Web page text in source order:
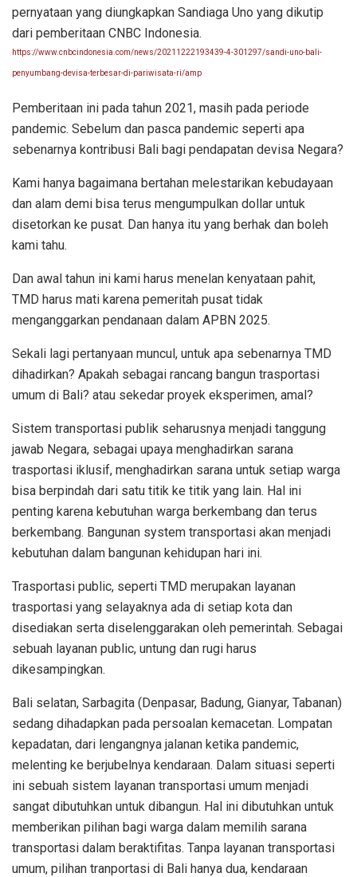
pernyataan yang diungkapkan Sandiaga Uno yang dikutip
dari pemberitaan CNBC Indonesia.
https://www.cnbcindonesia.com/news/20211222193439-4-301297/sandi-uno-bali-
penyumbang-devisa-terbesar-di-pariwisata-ri/amp
Pemberitaan ini pada tahun 2021, masih pada periode
pandemic. Sebelum dan pasca pandemic seperti apa
sebenarnya kontribusi Bali bagi pendapatan devisa Negara?
Kami hanya bagaimana bertahan melestarikan kebudayaan
dan alam demi bisa terus mengumpulkan dollar untuk
disetorkan ke pusat. Dan hanya itu yang berhak dan boleh
kami tahu.
Dan awal tahun ini kami harus menelan kenyataan pahit,
TMD harus mati karena pemeritah pusat tidak
menganggarkan pendanaan dalam APBN 2025.
Sekali lagi pertanyaan muncul, untuk apa sebenarnya TMD
dihadirkan? Apakah sebagai rancang bangun trasportasi
umum di Bali? atau sekedar proyek eksperimen, amal?
Sistem transportasi publik seharusnya menjadi tanggung
jawab Negara, sebagai upaya menghadirkan sarana
trasportasi iklusif, menghadirkan sarana untuk setiap warga
bisa berpindah dari satu titik ke titik yang lain. Hal ini
penting karena kebutuhan warga berkembang dan terus
berkembang. Bangunan system transportasi akan menjadi
kebutuhan dalam bangunan kehidupan hari ini.
Trasportasi public, seperti TMD merupakan layanan
trasportasi yang selayaknya ada di setiap kota dan
disediakan serta diselenggarakan oleh pemerintah. Sebagai
sebuah layanan public, untung dan rugi harus
dikesampingkan.
Bali selatan, Sarbagita (Denpasar, Badung, Gianyar, Tabanan)
sedang dihadapkan pada persoalan kemacetan. Lompatan
kepadatan, dari lengangnya jalanan ketika pandemic,
melenting ke berjubelnya kendaraan. Dalam situasi seperti
ini sebuah sistem layanan transportasi umum menjadi
sangat dibutuhkan untuk dibangun. Hal ini dibutuhkan untuk
memberikan pilihan bagi warga dalam memilih sarana
transportasi dalam beraktifitas. Tanpa layanan transportasi
umum, pilihan tranportasi di Bali hanya dua, kendaraan